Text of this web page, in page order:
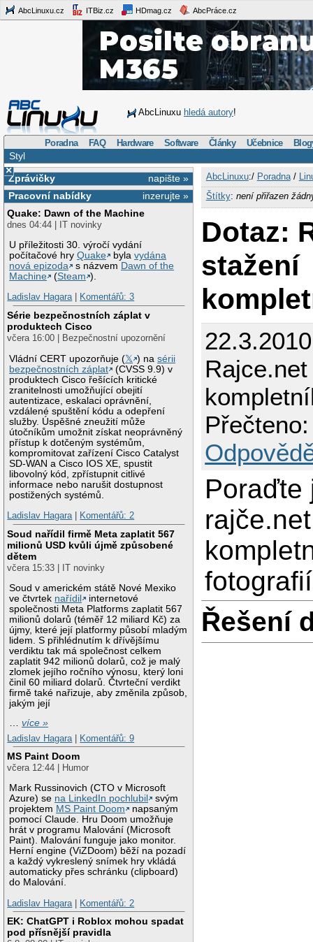
AbcLinuxu.cz ITBiz.cz HDmag.cz AbcPráce.cz
AbcLinuxu hledá autory!
Poradna FAQ Hardware Software Články Učebnice
Styl
×
napište »
Zprávičky
inzerujte »
Pracovní nabídky
Quake: Dawn of the Machine
dnes 04:44 | IT novinky
U příležitosti 30. výročí vydání
počítačové hryQuake bylavydána
nová epizoda
s názvem Dawn of the
Machine
(Steam ).
Ladislav Hagara| Komentářů: 3
Série bezpečnostních záplat v
produktech Cisco
včera 16:00 | Bezpečnostní upozornění
Vládní CERT upozorňuje (𝕏 ) nasérii
bezpečnostních záplat
(CVSS 9.9) v
produktech Cisco řešících kritické
zranitelnosti umožňující obejití
autentizace, eskalaci oprávnění,
vzdálené spuštění kódu a odepření
služby. Úspěšné zneužití může
útočníkům umožnit získat neoprávněný
přístup k dotčeným systémům,
kompromitovat zařízení Cisco Catalyst
SD-WAN a Cisco IOS XE, spustit
libovolný kód, zpřístupnit citlivé
informace nebo narušit dostupnost
postižených systémů.
Ladislav Hagara| Komentářů: 2
Soud nařídil firmě Meta zaplatit 567
milionů USD kvůli újmě způsobené
dětem
včera 15:33 | IT novinky
Soud v americkém státě Nové Mexiko
ve čtvrtek nařídil
internetové
společnosti Meta Platforms zaplatit 567
milionů dolarů (téměř 12 miliard Kč) za
újmy, které její platformy působí mladým
lidem. S přihlédnutím k dřívějšímu
verdiktu tak má společnost celkem
zaplatit 942 milionů dolarů, což je malý
zlomek jejího ročního výnosu, který loni
činil 60 miliard dolarů. Čtvrteční verdikt
firmě také nařizuje, aby změnila způsob,
jakým její
…více »
Ladislav Hagara
Komentářů: 9
MS Paint Doom
včera 12:44 | Humor
Mark Russinovich (CTO v Microsoft
Azure) se na LinkedIn pochlubil
svým
projektem MS Paint Doom
napsaným
pomocí Claude. Hru Doom umožňuje
hrát v programu Malování (Microsoft
Paint). Malování funguje jako monitor.
Herní engine (ViZDoom) běží na pozadí
a každý vykreslený snímek hry vkládá
automaticky přes schránku (clipboard)
do Malování.
Ladislav Hagara
Komentářů: 2
EK: ChatGPT i Roblox mohou spadat
pod přísnější pravidla
AbcLinuxu:/ Poradna/
Štítky: není přiřazen
Dotaz:
stažení
Poraďte
Řešení